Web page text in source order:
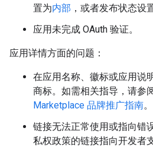
置为内部 ，或者发布状态设
应用未完成 OAuth 验证。
应用详情方面的问题：
在应用名称、徽标或应用说
商标。如需相关指导，请参
Marketplace 品牌推广指南。
链接无法正常使用或指向错
私权政策的链接指向开发者